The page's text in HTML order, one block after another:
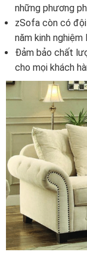
những phương
zSofa còn có
năm kinh nghiệm
Đảm bảo chất
cho mọi khách